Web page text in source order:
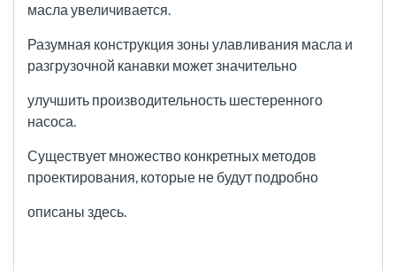
масла увеличивается.
Разумная конструкция зоны улавливания масла и
разгрузочной канавки может значительно
улучшить производительность шестеренного
насоса.
Существует множество конкретных методов
проектирования, которые не будут подробно
описаны здесь.